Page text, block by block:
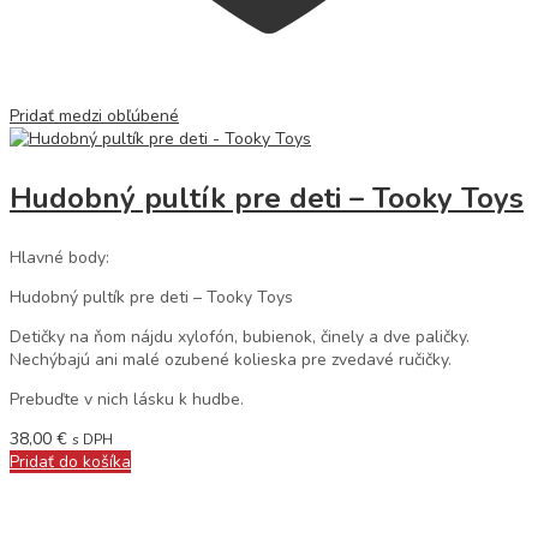
Pridať medzi obľúbené
Hudobný pultík pre deti – Tooky Toys
Hlavné body:
Hudobný pultík pre deti – Tooky Toys
Detičky na ňom nájdu xylofón, bubienok, činely a dve paličky.
Nechýbajú ani malé ozubené kolieska pre zvedavé ručičky.
Prebuďte v nich lásku k hudbe.
38,00 € s DPH
Pridať do košíka